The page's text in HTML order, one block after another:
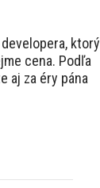
ktorý
cena. Podľa
aj za éry pána